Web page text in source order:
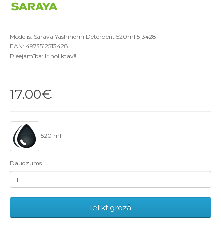
Modelis: Saraya Yashinomi Detergent 520ml 513428
EAN: 4973512513428
Pieejamība: Ir noliktavā
17.00€
520 ml
Daudzums
Ielikt grozā